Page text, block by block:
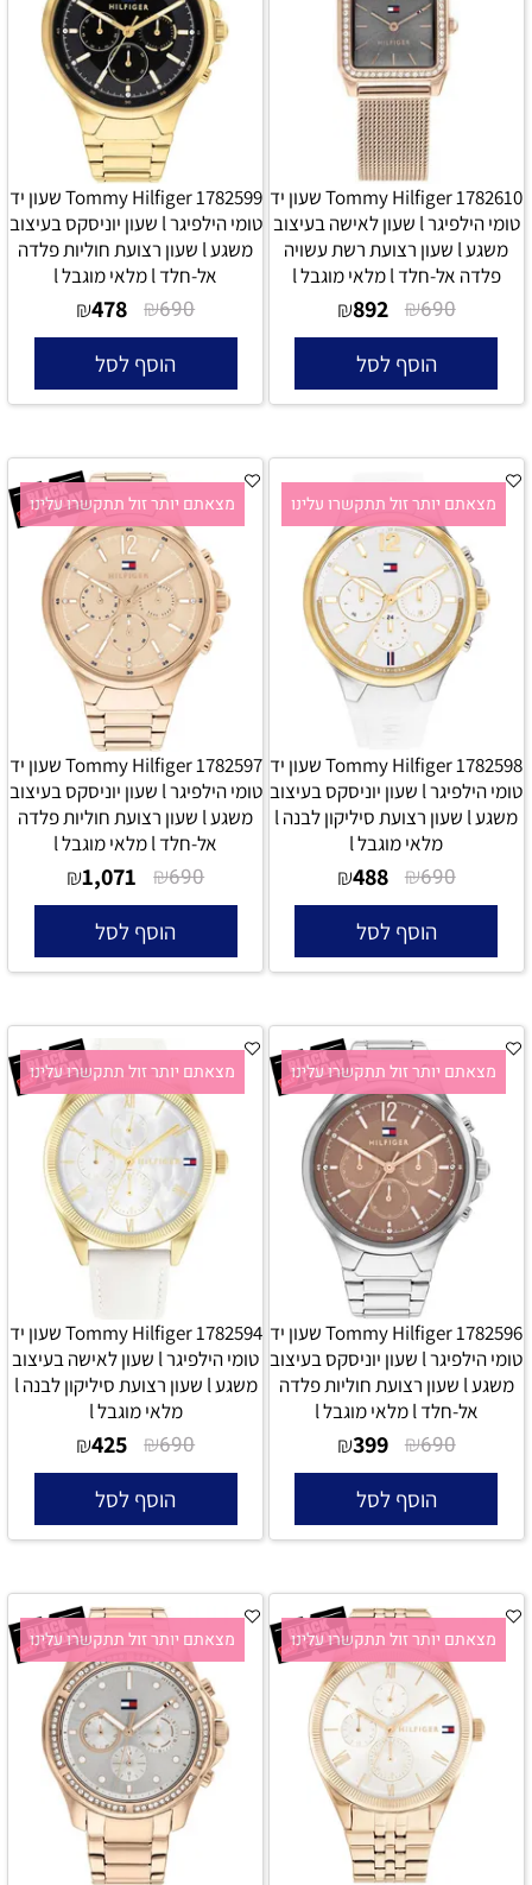
Tommy Hilfiger 1782610 שעון יד
טומי הילפיגר l שעון לאישה בעיצוב
משגע l שעון רצועת רשת עשויה
פלדה אל-חלד l מלאי מוגבל l
₪690
₪892
הוסף לסל
Tommy Hilfiger 1782599 שעון יד
טומי הילפיגר l שעון יוניסקס בעיצוב
משגע l שעון רצועת חוליות פלדה
אל-חלד l מלאי מוגבל l
₪690
₪478
הוסף לסל
מצאתם יותר זול תתקשרו עלינו
Tommy Hilfiger 1782598 שעון יד
טומי הילפיגר l שעון יוניסקס בעיצוב
משגע l שעון רצועת סיליקון לבנה l
מלאי מוגבל l
₪690
₪488
הוסף לסל
מצאתם יותר זול תתקשרו עלינו
Tommy Hilfiger 1782597 שעון יד
טומי הילפיגר l שעון יוניסקס בעיצוב
משגע l שעון רצועת חוליות פלדה
אל-חלד l מלאי מוגבל l
₪690
₪1,071
הוסף לסל
מצאתם יותר זול תתקשרו עלינו
Tommy Hilfiger 1782596 שעון יד
טומי הילפיגר l שעון יוניסקס בעיצוב
משגע l שעון רצועת חוליות פלדה
אל-חלד l מלאי מוגבל l
₪690
₪399
הוסף לסל
מצאתם יותר זול תתקשרו עלינו
Tommy Hilfiger 1782594 שעון יד
טומי הילפיגר l שעון לאישה בעיצוב
משגע l שעון רצועת סיליקון לבנה l
מלאי מוגבל l
₪690
₪425
הוסף לסל
מצאתם יותר זול תתקשרו עלינו מצאתם יותר זול תתקשרו עלינו